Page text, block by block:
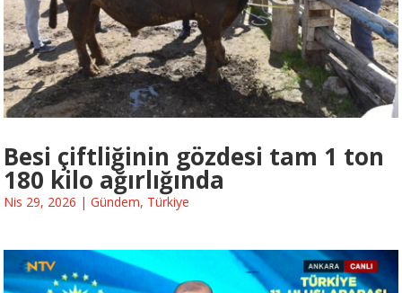
Besi çiftliğinin gözdesi tam 1 ton
180 kilo ağırlığında
Nis 29, 2026 | Gündem, Türkiye